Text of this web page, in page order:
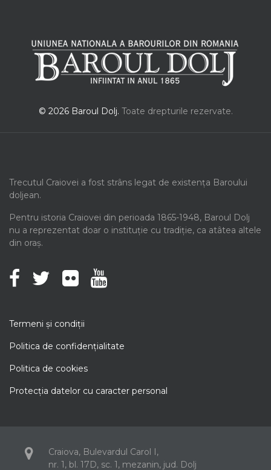
© 2026 Baroul Dolj. Toate drepturile rezervate.
Trecutul Craiovei a fost strâns legat de existența Baroului
doljean.
Pentru istoria Craiovei din perioada 1865-1948, Baroul Dolj
nu a reprezentat doar o instituție cu tradiție, ca atâtea altele
din oraș.
Termeni şi condiţii
Politica de confidenţialitate
Politica de cookies
Protecţia datelor cu caracter personal
Craiova, Bulevardul Carol I,
nr. 1, bl. 17D, sc. 1, mezanin, jud. Dolj